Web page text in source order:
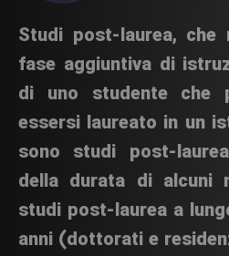
Studi post-laurea, che
fase aggiuntiva di
di uno studente che
essersi laureato in un
sono studi post-
della durata di alcuni
studi post-laurea a
anni (dottorati e